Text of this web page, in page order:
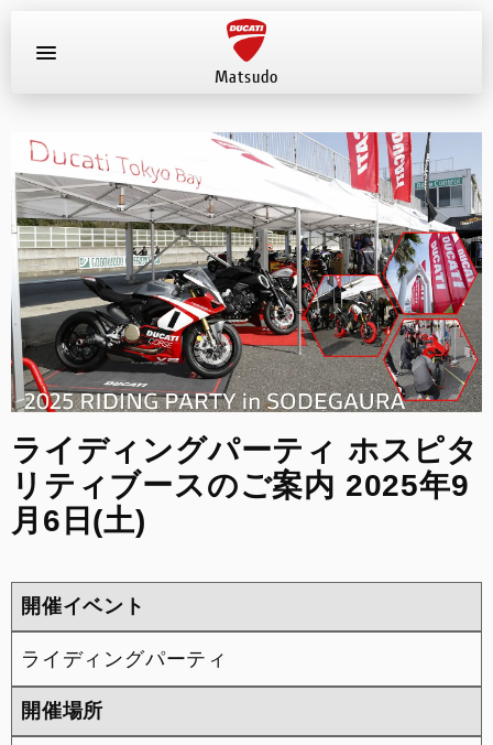
Matsudo
店舗へ電話する
047-330-0916
新車
中古車
試乗車
イベント
店舗案内
来店予約
FACEBOOK
INSTAGRAM
整備予約
ライディングパーティ ホスピタ
リティブースのご案内 2025年9
月6日(土)
開催イベント
ライディングパーティ
開催場所